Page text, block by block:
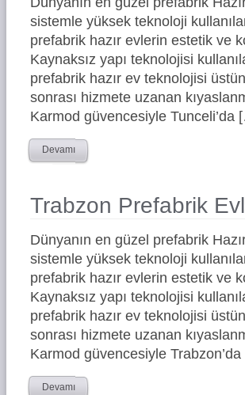
sistemle yüksek teknoloji
prefabrik hazır evlerin estetik ve
Kaynaksız yapı teknolojisi
prefabrik hazır ev teknolojisi
sonrası hizmete uzanan
Karmod güvencesiyle Tunceli’da
Devamı
Trabzon Prefabrik
Dünyanın en güzel prefabrik
sistemle yüksek teknoloji
prefabrik hazır evlerin estetik ve
Kaynaksız yapı teknolojisi
prefabrik hazır ev teknolojisi
sonrası hizmete uzanan
Karmod güvencesiyle
Devamı